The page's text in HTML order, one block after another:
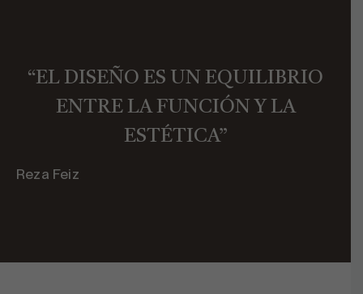
“EL DISEÑO ES UN EQUILIBRIO
ENTRE LA FUNCIÓN Y LA
ESTÉTICA”
Reza Feiz